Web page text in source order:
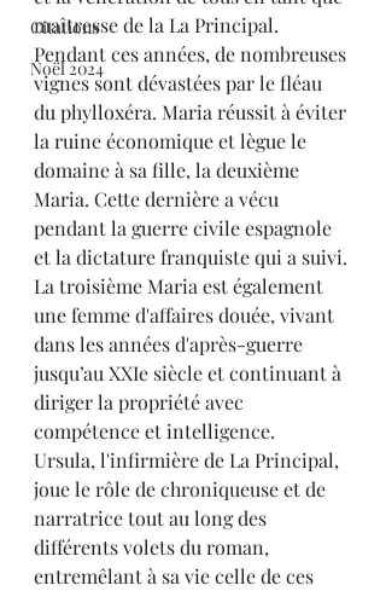
Citations
Noël 2024
maîtresse de la La Principal.
Pendant ces années, de nombreuses
vignes sont dévastées par le fléau
du phylloxéra. Maria réussit à éviter
la ruine économique et lègue le
domaine à sa fille, la deuxième
Maria. Cette dernière a vécu
pendant la guerre civile espagnole
et la dictature franquiste qui a suivi.
La troisième Maria est également
une femme d'affaires douée, vivant
dans les années d'après-guerre
jusqu’au XXIe siècle et continuant à
diriger la propriété avec
compétence et intelligence.
Ursula, l'infirmière de La Principal,
joue le rôle de chroniqueuse et de
narratrice tout au long des
différents volets du roman,
entremêlant à sa vie celle de ces